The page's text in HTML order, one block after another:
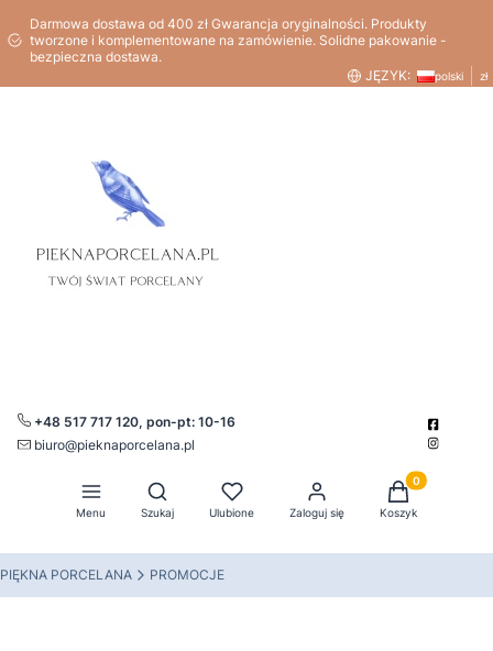
Darmowa dostawa od 400 zł Gwarancja oryginalności. Produkty
tworzone i komplementowane na zamówienie. Solidne pakowanie -
bezpieczna dostawa.
JĘZYK:
polski zł
+48 517 717 120, pon-pt: 10-16
biuro@pieknaporcelana.pl
Menu
Otwórz wyszukiwarkę
Szukaj Ulubione Zaloguj się
Produkty w
Koszyk
PIĘKNA PORCELANA PROMOCJE